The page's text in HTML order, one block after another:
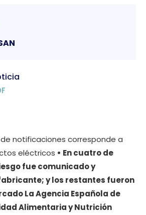
de notificaciones corresponde a
eléctricos • En cuatro de
fue comunicado y
y los restantes fueron
La Agencia Española de
Alimentaria y Nutrición